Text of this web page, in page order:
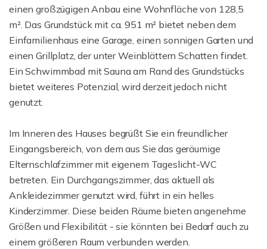
einen großzügigen Anbau eine Wohnfläche von 128,5
m². Das Grundstück mit ca. 951 m² bietet neben dem
Einfamilienhaus eine Garage, einen sonnigen Garten und
einen Grillplatz, der unter Weinblättern Schatten findet.
Ein Schwimmbad mit Sauna am Rand des Grundstücks
bietet weiteres Potenzial, wird derzeit jedoch nicht
genutzt.
Im Inneren des Hauses begrüßt Sie ein freundlicher
Eingangsbereich, von dem aus Sie das geräumige
Elternschlafzimmer mit eigenem Tageslicht-WC
betreten. Ein Durchgangszimmer, das aktuell als
Ankleidezimmer genutzt wird, führt in ein helles
Kinderzimmer. Diese beiden Räume bieten angenehme
Größen und Flexibilität - sie könnten bei Bedarf auch zu
einem größeren Raum verbunden werden.